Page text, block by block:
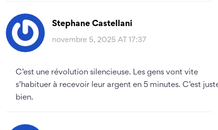
Stephane Castellani
novembre 5, 2025 AT 17:37
C’est une révolution silencieuse. Les gens vont vite
s’habituer à recevoir leur argent en 5 minutes. C’est
bien.